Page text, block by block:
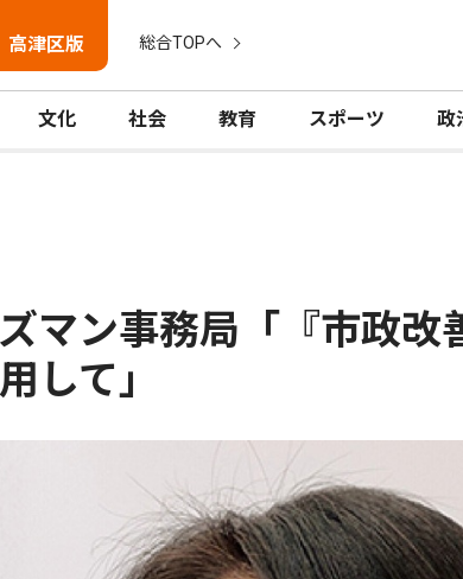
高津区版 総合TOPへ
文化 社会 教育 スポーツ 政
マン事務局「『市政改
して」